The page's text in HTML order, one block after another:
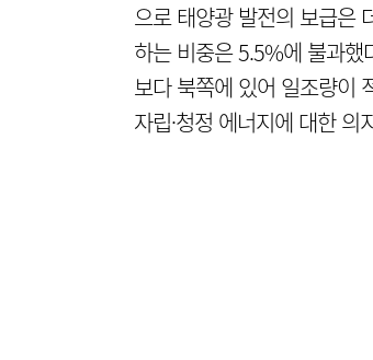
으로 태양광 발전의 보급은
하는 비중은 5.5%에 불과
보다 북쪽에 있어 일조량이
자립·청정 에너지에 대한 의